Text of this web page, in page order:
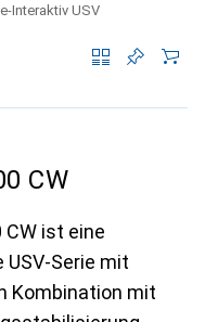
Interaktiv USV
CW
CW ist eine
Serie mit
Kombination mit